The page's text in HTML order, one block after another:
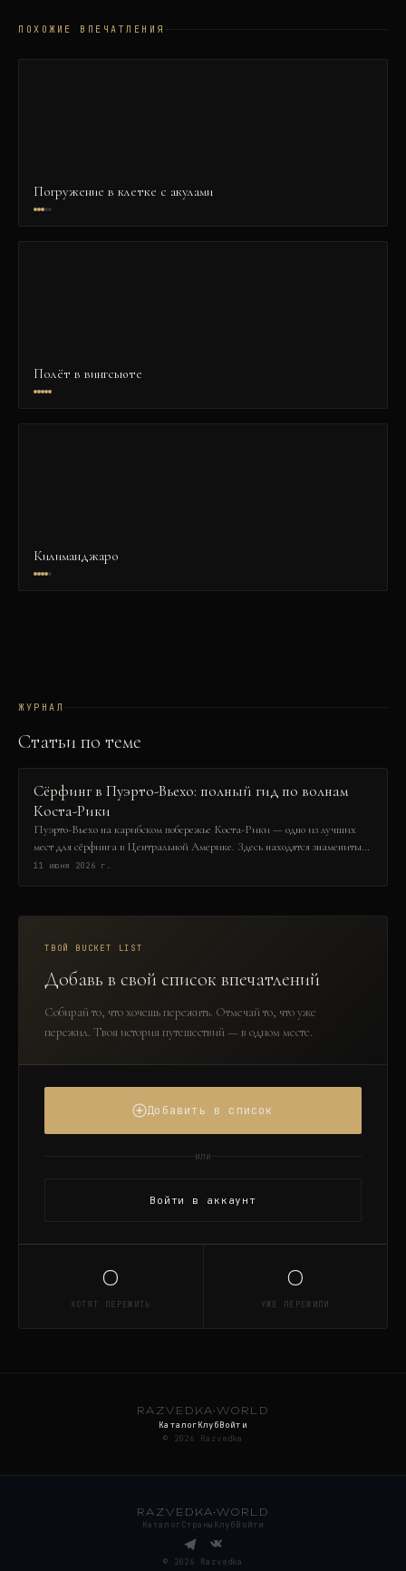
ПОХОЖИЕ ВПЕЧАТЛЕНИЯ
Погружение в клетке с акулами
Полёт в вингсьюте
Килиманджаро
ЖУРНАЛ
Статьи по теме
Сёрфинг в Пуэрто-Вьехо: полный гид по волнам
Коста-Рики
Пуэрто-Вьехо на карибском побережье Коста-Рики — одно из лучших
мест для сёрфинга в Центральной Америке. Здесь находятся знаменитые
левые волны, которые привлекают сёрферов со всего мира. В этом гиде вы
11 июня 2026 г.
ТВОЙ BUCKET LIST
Добавь в свой список впечатлений
Собирай то, что хочешь пережить. Отмечай то, что уже
пережил. Твоя история путешествий — в одном месте.
Добавить в список
или
Войти в аккаунт
0
ХОТЯТ ПЕРЕЖИТЬ
0
УЖЕ ПЕРЕЖИЛИ
RAZVEDKA·WORLD
КаталогКлубВойти
©
2026 Razvedka
RAZVEDKA·WORLD
Каталог Страны КлубВойти
© 2026 Razvedka